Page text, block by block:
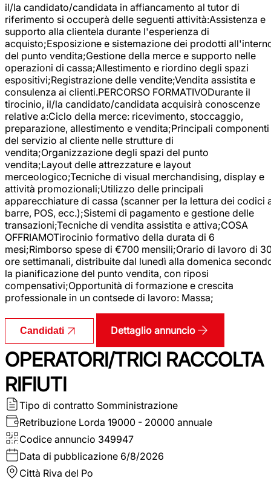
il/la candidato/candidata in affiancamento al tutor di
riferimento si occuperà delle seguenti attività:Assistenza e
supporto alla clientela durante l'esperienza di
acquisto;Esposizione e sistemazione dei prodotti
del punto vendita;Gestione della merce e supporto nelle
operazioni di cassa;Allestimento e riordino degli spazi
espositivi;Registrazione delle vendite;Vendita assistita e
consulenza ai clienti.PERCORSO FORMATIVODurante il
tirocinio, il/la candidato/candidata acquisirà conoscenze
relative a:Ciclo della merce: ricevimento, stoccaggio,
preparazione, allestimento e vendita;Principali componenti
del servizio al cliente nelle strutture di
vendita;Organizzazione degli spazi del punto
vendita;Layout delle attrezzature e layout
merceologico;Tecniche di visual merchandising, display e
attività promozionali;Utilizzo delle principali
apparecchiature di cassa (scanner per la lettura dei codici
barre, POS, ecc.);Sistemi di pagamento e gestione delle
transazioni;Tecniche di vendita assistita e attiva;COSA
OFFRIAMOTirocinio formativo della durata di 6
mesi;Rimborso spese di €700 mensili;Orario di lavoro di
ore settimanali, distribuite dal lunedì alla domenica
la pianificazione del punto vendita, con riposi
compensativi;Opportunità di formazione e crescita
professionale in un contsede di lavoro: Massa;
Candidati Dettaglio annuncio
OPERATORI/TRICI RACCOLTA
RIFIUTI
Tipo di contratto Somministrazione
Retribuzione Lorda 19000 - 20000 annuale
Codice annuncio 349947
Data di pubblicazione 6/8/2026
Città Riva del Po